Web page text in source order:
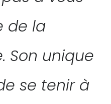
de la
Son unique
se tenir à